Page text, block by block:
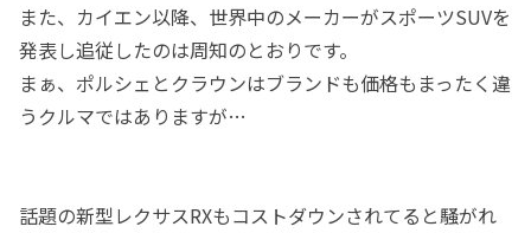
また、カイエン以降、世界中のメーカーがスポーツSUVを
発表し追従したのは周知のとおりです。
まぁ、ポルシェとクラウンはブランドも価格もまったく違
うクルマではありますが…
話題の新型レクサスRXもコストダウンされてると騒がれ